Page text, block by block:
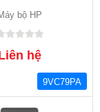
bộ HP
hệ
9VC79PA